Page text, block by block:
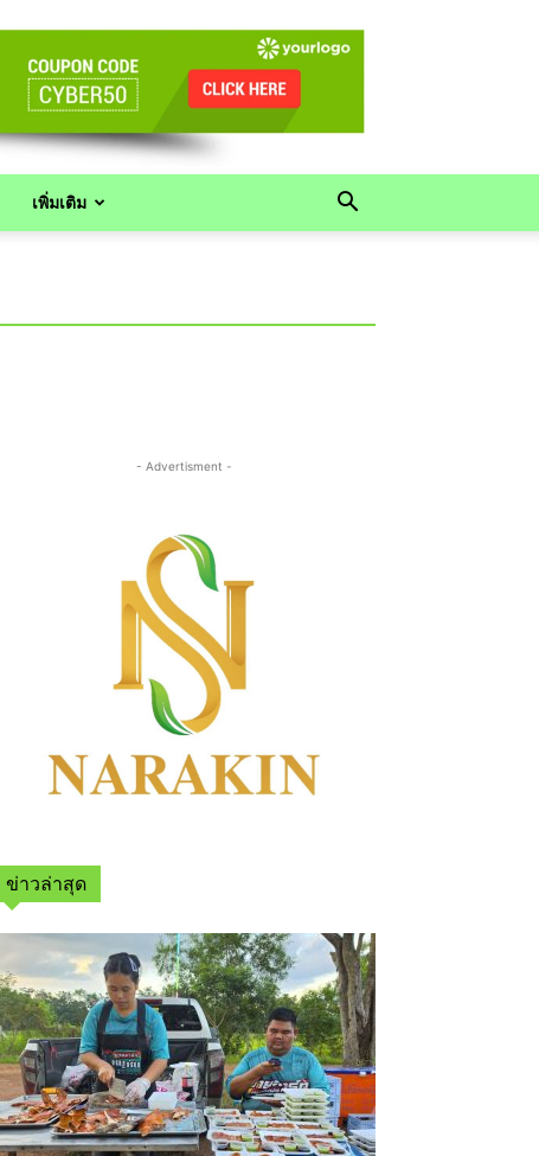
เพิ่มเติม
- Advertisment -
ข่าวล่าสุด